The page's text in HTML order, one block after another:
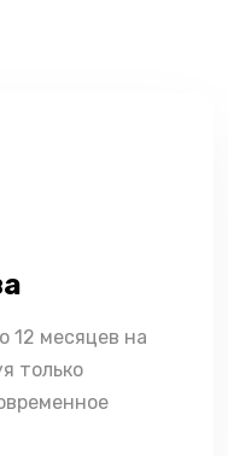
12 месяцев на
только